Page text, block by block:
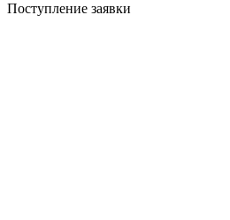
Поступление заявки